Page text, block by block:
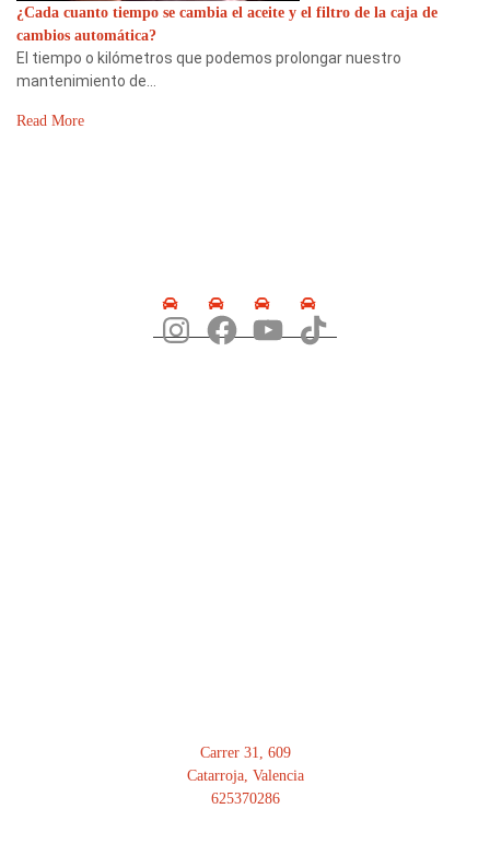
¿Cada cuanto tiempo se cambia el aceite y el filtro de la caja de
cambios automática?
El tiempo o kilómetros que podemos prolongar nuestro
mantenimiento de…
Read More
Carrer 31, 609
Catarroja, Valencia
625370286